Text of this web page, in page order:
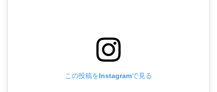
この投稿をInstagramで見る